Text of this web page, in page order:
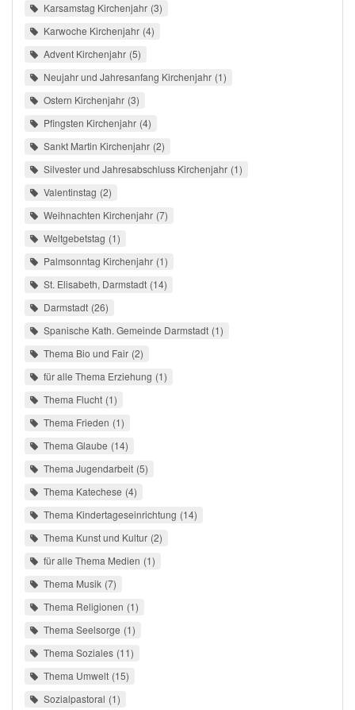
Karsamstag Kirchenjahr 3
Karwoche Kirchenjahr 4
Advent Kirchenjahr 5
Neujahr und Jahresanfang Kirchenjahr 1
Ostern Kirchenjahr 3
Pfingsten Kirchenjahr 4
Sankt Martin Kirchenjahr 2
Silvester und Jahresabschluss Kirchenjahr 1
Valentinstag 2
Weihnachten Kirchenjahr 7
Weltgebetstag 1
Palmsonntag Kirchenjahr 1
St. Elisabeth, Darmstadt 14
Darmstadt 26
Spanische Kath. Gemeinde Darmstadt 1
Thema Bio und Fair 2
für alle Thema Erziehung 1
Thema Flucht 1
Thema Frieden 1
Thema Glaube 14
Thema Jugendarbeit 5
Thema Katechese 4
Thema Kindertageseinrichtung 14
Thema Kunst und Kultur 2
für alle Thema Medien 1
Thema Musik 7
Thema Religionen 1
Thema Seelsorge 1
Thema Soziales 11
Thema Umwelt 15
Sozialpastoral 1